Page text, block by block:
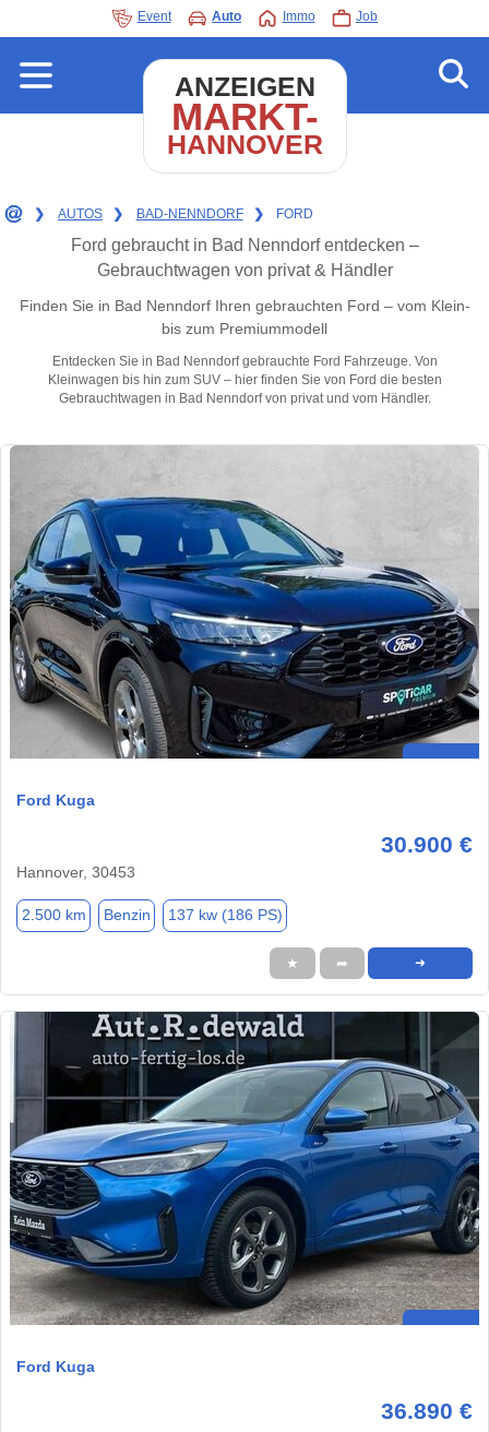
Event Auto Immo Job
ANZEIGEN
MARKT-
HANNOVER
❯ AUTOS ❯ BAD-NENNDORF ❯ FORD
Ford gebraucht in Bad Nenndorf entdecken –
Gebrauchtwagen von privat & Händler
Finden Sie in Bad Nenndorf Ihren gebrauchten Ford – vom Klein-
bis zum Premiummodell
Entdecken Sie in Bad Nenndorf gebrauchte Ford Fahrzeuge. Von
Kleinwagen bis hin zum SUV – hier finden Sie von Ford die besten
Gebrauchtwagen in Bad Nenndorf von privat und vom Händler.
Ford Kuga
30.900 €
Hannover, 30453
2.500 km Benzin 137 kw (186 PS)
★ ➦ ➜
Ford Kuga
36.890 €